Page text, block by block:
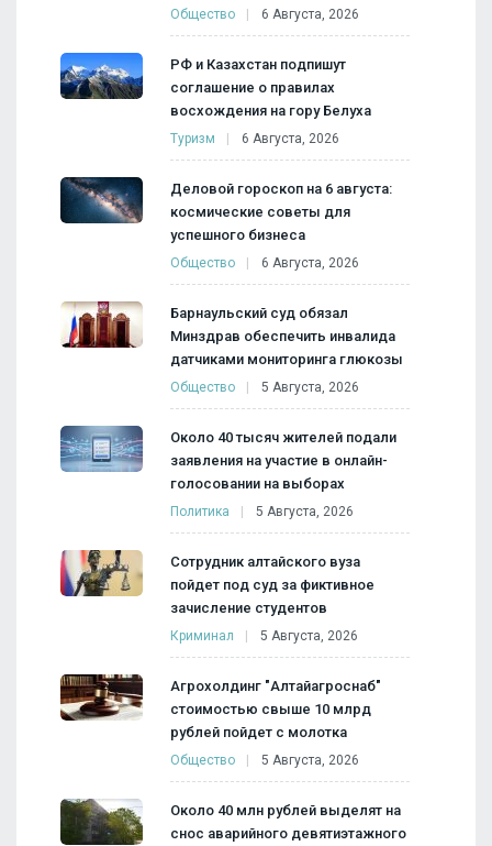
Общество 6 Августа, 2026
РФ и Казахстан подпишут
соглашение о правилах
восхождения на гору Белуха
Туризм 6 Августа, 2026
Деловой гороскоп на 6 августа:
космические советы для
успешного бизнеса
Общество 6 Августа, 2026
Барнаульский суд обязал
Минздрав обеспечить инвалида
датчиками мониторинга глюкозы
Общество 5 Августа, 2026
Около 40 тысяч жителей подали
заявления на участие в онлайн-
голосовании на выборах
Политика 5 Августа, 2026
Сотрудник алтайского вуза
пойдет под суд за фиктивное
зачисление студентов
Криминал 5 Августа, 2026
Агрохолдинг "Алтайагроснаб"
стоимостью свыше 10 млрд
рублей пойдет с молотка
Общество 5 Августа, 2026
Около 40 млн рублей выделят на
снос аварийного девятиэтажного